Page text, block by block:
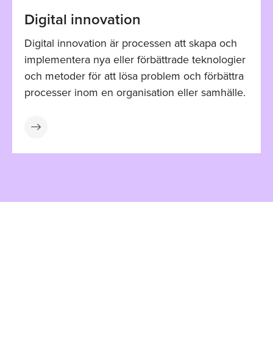
Digital innovation
Digital innovation är processen att skapa och
implementera nya eller förbättrade teknologier
och metoder för att lösa problem och förbättra
processer inom en organisation eller samhälle.